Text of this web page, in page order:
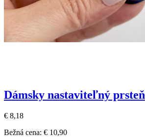
Dámsky nastaviteľný prsteň
€ 8,18
Bežná cena: € 10,90